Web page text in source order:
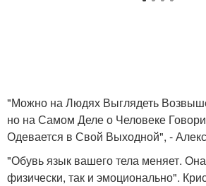
"Можно на Людях Выглядеть
но на Самом Деле о Человеке
Одевается в Свой Выходной", -
"Обувь язык вашего тела меняет.
физически, так и эмоционально".